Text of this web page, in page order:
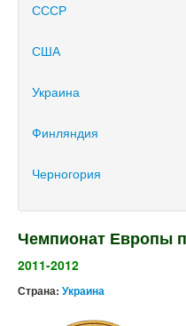
СССР
США
Украина
Финляндия
Черногория
Чемпионат Европы
2011-2012
Страна: Украина